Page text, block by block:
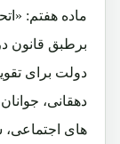
ماده هفتم:
برطبق قانون
دولت برای
دهقانی،
های